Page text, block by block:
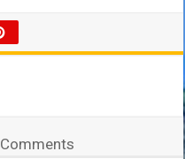
Comments